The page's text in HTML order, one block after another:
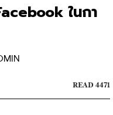
ในกา
READ 4471